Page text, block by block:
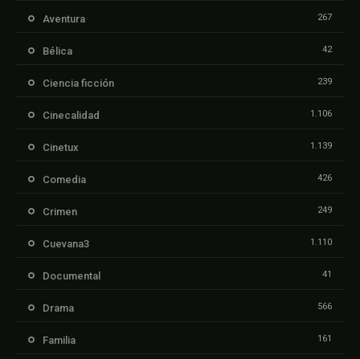
Aventura 267
Bélica 42
Ciencia ficción 239
Cinecalidad 1.106
Cinetux 1.139
Comedia 426
Crimen 249
Cuevana3 1.110
Documental 41
Drama 566
Familia 161